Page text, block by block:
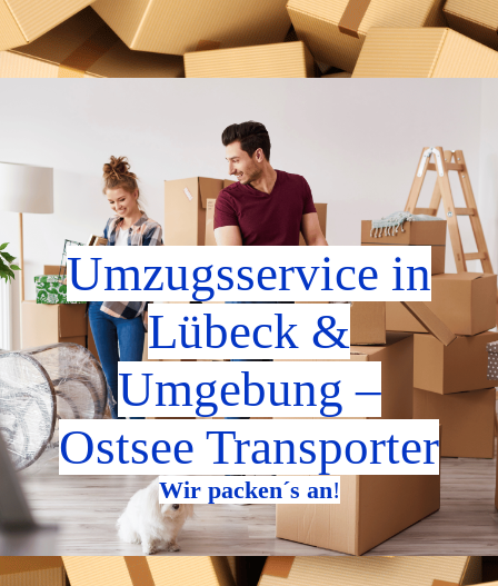
Umzugsservice in
Lübeck &
Umgebung –
Ostsee Transporter
Wir packen´s an!